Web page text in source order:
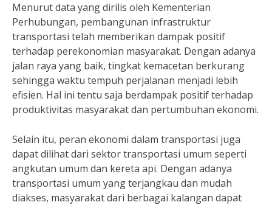
Menurut data yang dirilis oleh Kementerian
Perhubungan, pembangunan infrastruktur
transportasi telah memberikan dampak positif
terhadap perekonomian masyarakat. Dengan adanya
jalan raya yang baik, tingkat kemacetan berkurang
sehingga waktu tempuh perjalanan menjadi lebih
efisien. Hal ini tentu saja berdampak positif terhadap
produktivitas masyarakat dan pertumbuhan ekonomi.
Selain itu, peran ekonomi dalam transportasi juga
dapat dilihat dari sektor transportasi umum seperti
angkutan umum dan kereta api. Dengan adanya
transportasi umum yang terjangkau dan mudah
diakses, masyarakat dari berbagai kalangan dapat